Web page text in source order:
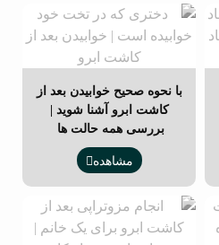
با نحوه صحیح خوابیدن بعد از
کاشت ابرو آشنا شوید |
بررسی همه حالت ها
مشاهده